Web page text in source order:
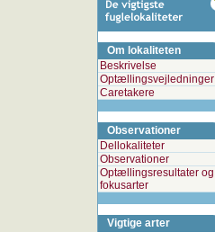
Om lokaliteten
Beskrivelse
Optællingsvejledninger
Caretakere
Observationer
Dellokaliteter
Observationer
Optællingsresultater og
fokusarter
Vigtige arter